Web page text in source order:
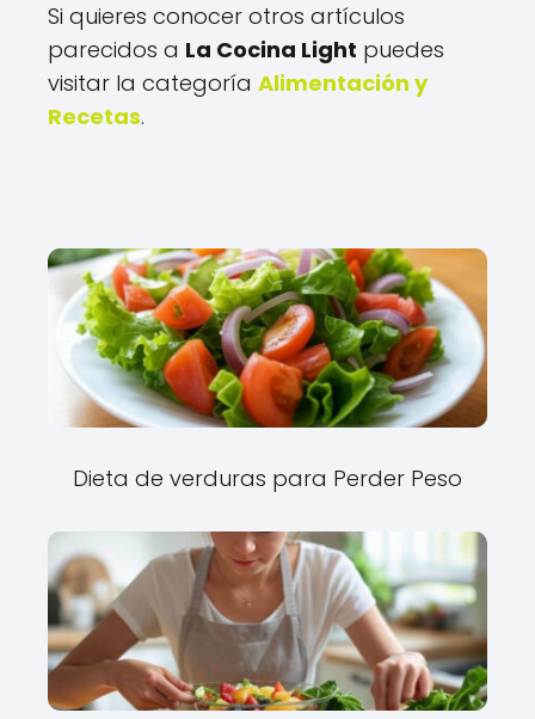
Si quieres conocer otros artículos
parecidos a La Cocina Light puedes
visitar la categoría Alimentación y
Recetas.
Dieta de verduras para Perder Peso